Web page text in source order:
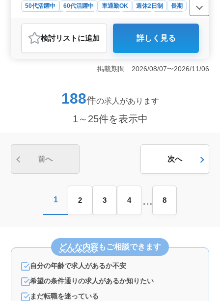
50代活躍中 60代活躍中 車通勤OK 週休2日制
長期
おすすめポイント
＜中高年の活躍と若手育成＞ 中高年の方々が活躍でき
る環境を整えつつ、同時に若手への経験の伝承を重視し
ています。経験豊富な方々が持つ知識やスキルを活か
味を持つ方々、経験を活かしたい方々の応募をお待ちし
ています。 ＜中国地方での案件受注中＞ 中国地方
ています。岡山県岡山市北区田益を拠点に活動し、地域
す。 ＜充実の福利厚生＞ 給与面や福利厚生面でも
当、福利厚生が整っています。また、単身用宿舎の完備
もあり、遠方からの応募者にも安心して勤務していただ
検討リスト に追加 詳しく見る
掲載期間 2026/08/07〜2026/11/06
188件の求人があります
1～25件を表示中
前へ 次へ
1 2 3 4 … 8
どんな内容もご相談できます
自分の年齢で求人があるか不安
希望の条件通りの求人があるか知りたい
まだ転職を迷っている